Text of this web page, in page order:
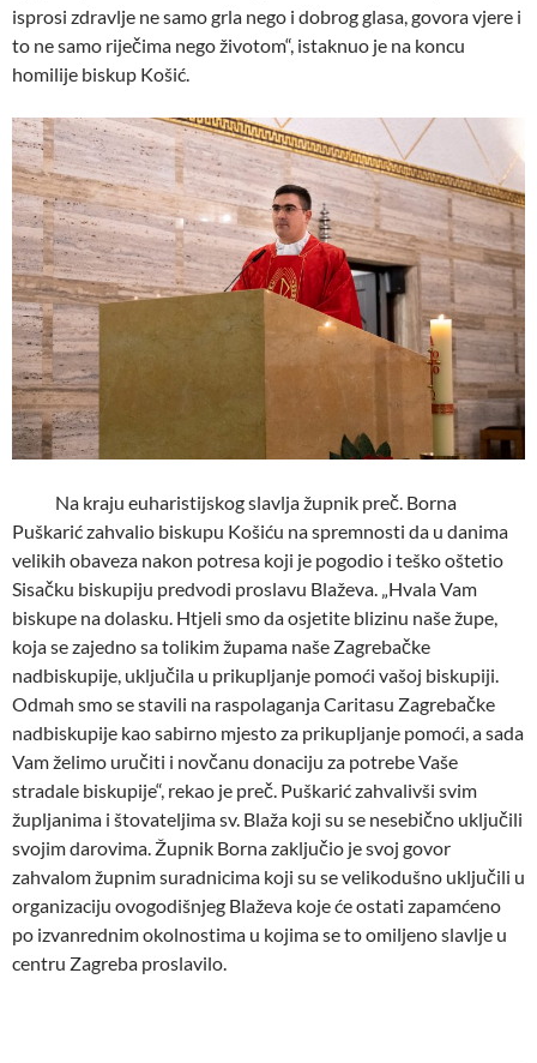
isprosi zdravlje ne samo grla nego i dobrog glasa, govora vjere i
to ne samo riječima nego životom“, istaknuo je na koncu
homilije biskup Košić.
Na kraju euharistijskog slavlja župnik preč. Borna
Puškarić zahvalio biskupu Košiću na spremnosti da u danima
velikih obaveza nakon potresa koji je pogodio i teško oštetio
Sisačku biskupiju predvodi proslavu Blaževa. „Hvala Vam
biskupe na dolasku. Htjeli smo da osjetite blizinu naše župe,
koja se zajedno sa tolikim župama naše Zagrebačke
nadbiskupije, uključila u prikupljanje pomoći vašoj biskupiji.
Odmah smo se stavili na raspolaganja Caritasu Zagrebačke
nadbiskupije kao sabirno mjesto za prikupljanje pomoći, a sada
Vam želimo uručiti i novčanu donaciju za potrebe Vaše
stradale biskupije“, rekao je preč. Puškarić zahvalivši svim
župljanima i štovateljima sv. Blaža koji su se nesebično uključili
svojim darovima. Župnik Borna zaključio je svoj govor
zahvalom župnim suradnicima koji su se velikodušno uključili u
organizaciju ovogodišnjeg Blaževa koje će ostati zapamćeno
po izvanrednim okolnostima u kojima se to omiljeno slavlje u
centru Zagreba proslavilo.